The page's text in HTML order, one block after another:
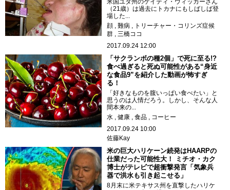
米国ユタ州のケイティ・ウィッカーさん
（21歳）は過去にトカナにもしばしば登
場した...
顔
難病
トリーチャー・コリンズ症候
群
三橋ココ
2017.09.24 12:00
「サクランボの種2個」で死に至る!?
食べ過ぎると死ぬ可能性がある“身近
な食品9”を紹介した動画が怖すぎ
る！
「好きなものを腹いっぱい食べたい」と
思うのは人情だろう。しかし、そんな人
間本来の...
水
健康 食品
コーヒー
2017.09.24 10:00
佐藤Kay
米の巨大ハリケーン続発はHAARPの
仕業だった可能性大！ ミチオ・カク
博士がテレビで超衝撃発言「気象兵
器で洪水も引き起こせる」
8月末に米テキサス州を直撃したハリケ